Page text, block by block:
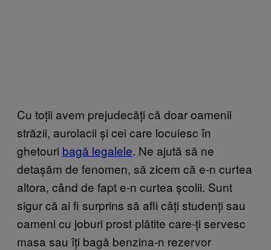
Cu toții avem prejudecăți că doar oamenii
străzii, aurolacii și cei care locuiesc în
ghetouri bagă legalele. Ne ajută să ne
detașăm de fenomen, să zicem că e-n curtea
altora, când de fapt e-n curtea școlii. Sunt
sigur că ai fi surprins să afli câți studenți sau
oameni cu joburi prost plătite care-ți servesc
masa sau îți bagă benzina-n rezervor